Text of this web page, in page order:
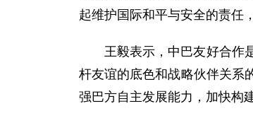
起维护国际和平与安全的责任
王毅表示，中巴友好合作
杆友谊的底色和战略伙伴关系
强巴方自主发展能力，加快构